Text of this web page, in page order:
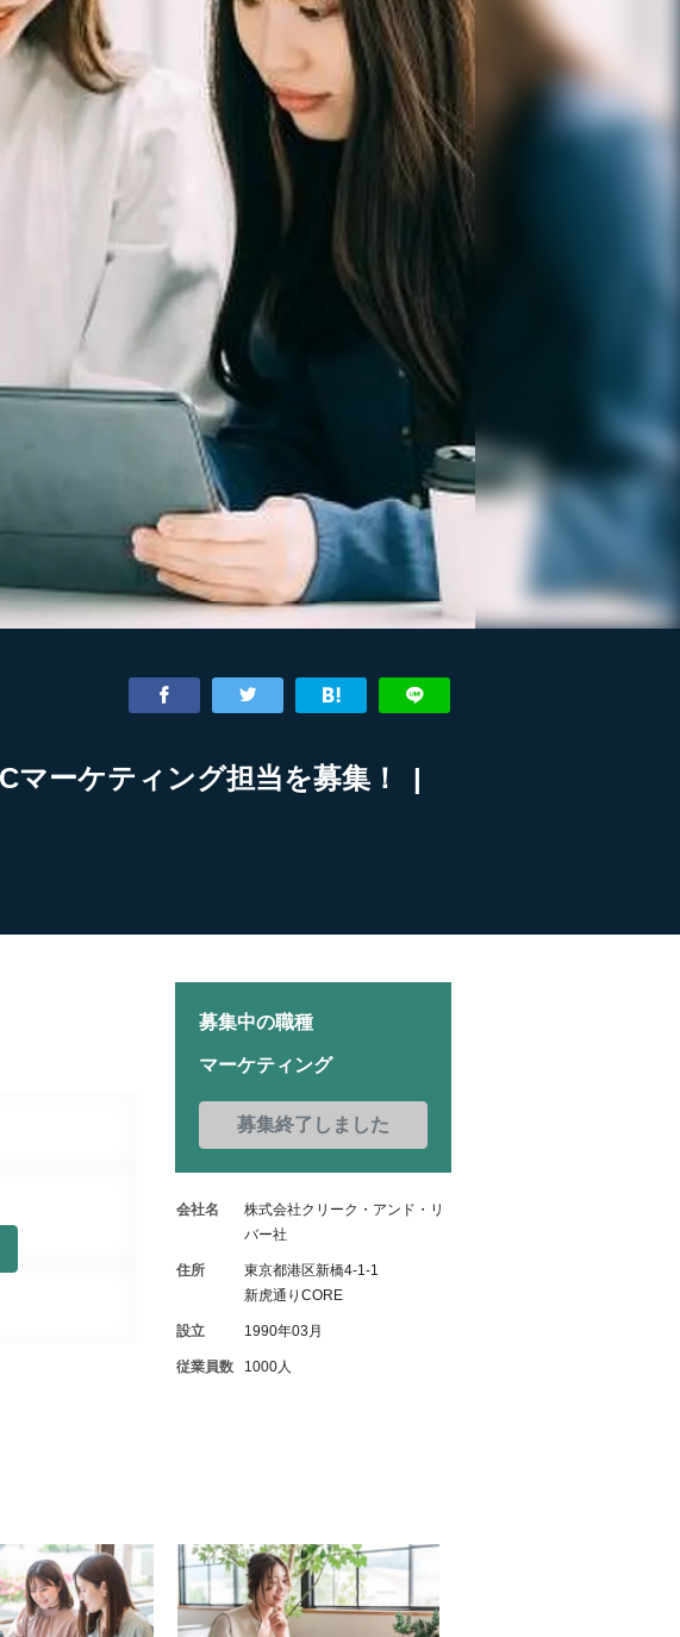
マーケティング担当を募集！ |
募集中の職種
マーケティング
募集終了しました
会社名
株式会社クリーク・アンド・リ
バー社
住所
東京都港区新橋4-1-1
新虎通りCORE
設立 1990年03月
従業員数 1000人